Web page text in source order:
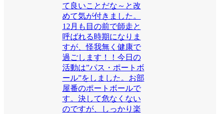
て良いことだな～と改
めて気が付きました。
12月も目の前で師走と
呼ばれる時期になりま
すが、怪我無く健康で
過ごします！！今日の
活動は”パス・ポートボ
ール”をしました。お部
屋番のポートボールで
す。決して危なくない
のですが、しっかり楽